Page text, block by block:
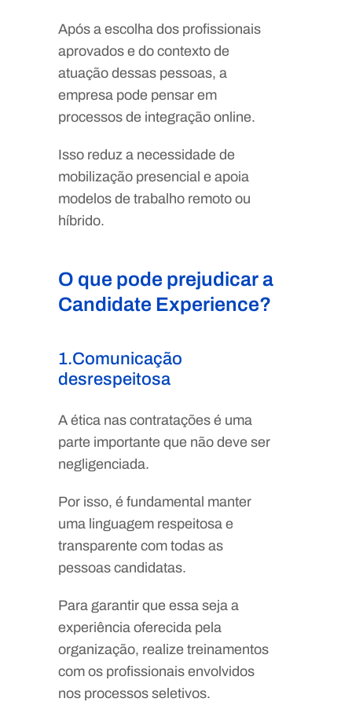
Após a escolha dos profissionais
aprovados e do contexto de
atuação dessas pessoas, a
empresa pode pensar em
processos de integração online.
Isso reduz a necessidade de
mobilização presencial e apoia
modelos de trabalho remoto ou
híbrido.
O que pode prejudicar a
Candidate Experience?
1.Comunicação
desrespeitosa
A ética nas contratações é uma
parte importante que não deve ser
negligenciada.
Por isso, é fundamental manter
uma linguagem respeitosa e
transparente com todas as
pessoas candidatas.
Para garantir que essa seja a
experiência oferecida pela
organização, realize treinamentos
com os profissionais envolvidos
nos processos seletivos.